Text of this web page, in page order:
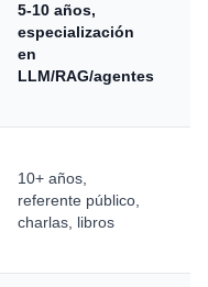
5-10 años,
especialización
en
LLM/RAG/agentes
10+ años,
referente público,
charlas, libros